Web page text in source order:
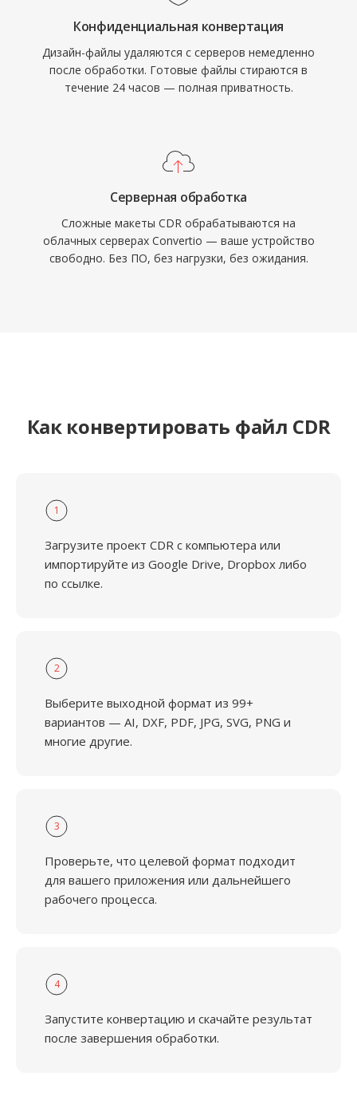
Конфиденциальная конвертация
Дизайн-файлы удаляются с серверов немедленно
после обработки. Готовые файлы стираются в
течение 24 часов — полная приватность.
Серверная обработка
Сложные макеты CDR обрабатываются на
облачных серверах Convertio — ваше устройство
свободно. Без ПО, без нагрузки, без ожидания.
Как конвертировать файл CDR
1
Загрузите проект CDR с компьютера или
импортируйте из Google Drive, Dropbox либо
по ссылке.
2
Выберите выходной формат из 99+
вариантов — AI, DXF, PDF, JPG, SVG, PNG и
многие другие.
3
Проверьте, что целевой формат подходит
для вашего приложения или дальнейшего
рабочего процесса.
4
Запустите конвертацию и скачайте результат
после завершения обработки.